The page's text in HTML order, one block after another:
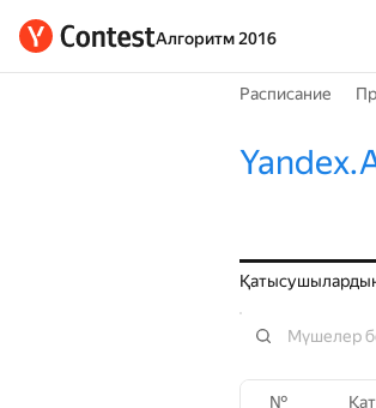
Алгоритм 2016
Расписание
№